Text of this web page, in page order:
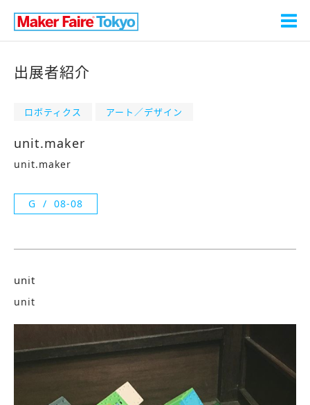
出展者紹介
ロボティクス アート／デザイン
unit.maker
unit.maker
G 08-08
unit
unit